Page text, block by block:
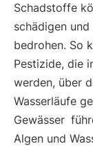
Schadstoffe
schädigen
bedrohen. So
Pestizide, die
werden, über
Wasserläufe
Gewässer
Algen und